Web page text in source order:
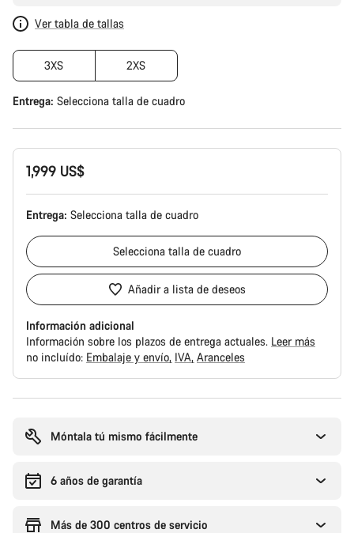
Ver tabla de tallas
3XS 2XS
Entrega: Selecciona talla de cuadro
1,999 US$
Entrega: Selecciona talla de cuadro
Selecciona talla de cuadro
Añadir a lista de deseos
Información adicional
Información sobre los plazos de entrega actuales. Leer más
no incluído: Embalaje y envío IVA Aranceles
compra
Móntala tú mismo fácilmente
6 años de garantía
Más de 300 centros de servicio